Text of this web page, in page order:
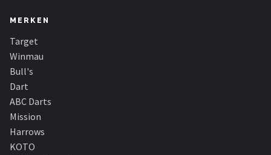
MERKEN
Target
Winmau
Bull's
Dart
ABC Darts
Mission
Harrows
KOTO